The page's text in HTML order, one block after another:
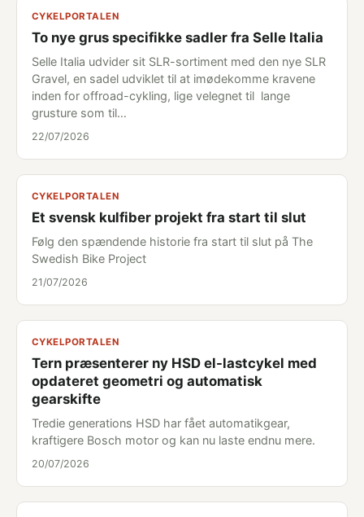
CYKELPORTALEN
To nye grus specifikke sadler fra Selle Italia
Selle Italia udvider sit SLR-sortiment med den nye SLR
Gravel, en sadel udviklet til at imødekomme kravene
inden for offroad-cykling, lige velegnet til lange
grusture som til…
22/07/2026
CYKELPORTALEN
Et svensk kulfiber projekt fra start til slut
Følg den spændende historie fra start til slut på The
Swedish Bike Project
21/07/2026
CYKELPORTALEN
Tern præsenterer ny HSD el-lastcykel med
opdateret geometri og automatisk
gearskifte
Tredie generations HSD har fået automatikgear,
kraftigere Bosch motor og kan nu laste endnu mere.
20/07/2026